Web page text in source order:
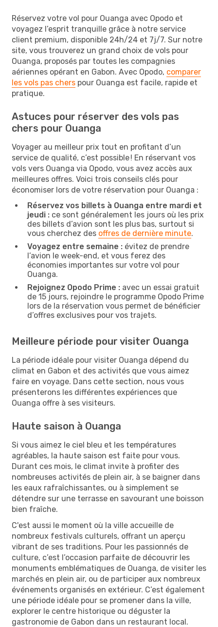
Réservez votre vol pour Ouanga avec Opodo et
voyagez l’esprit tranquille grâce à notre service
client premium, disponible 24h/24 et 7j/7. Sur notre
site, vous trouverez un grand choix de vols pour
Ouanga, proposés par toutes les compagnies
aériennes opérant en Gabon. Avec Opodo, comparer
les vols pas chers pour Ouanga est facile, rapide et
pratique.
Astuces pour réserver des vols pas
chers pour Ouanga
Voyager au meilleur prix tout en profitant d’un
service de qualité, c’est possible ! En réservant vos
vols vers Ouanga via Opodo, vous avez accès aux
meilleures offres. Voici trois conseils clés pour
économiser lors de votre réservation pour Ouanga :
Réservez vos billets à Ouanga entre mardi et
jeudi : ce sont généralement les jours où les prix
des billets d’avion sont les plus bas, surtout si
vous cherchez des offres de dernière minute.
Voyagez entre semaine : évitez de prendre
l’avion le week-end, et vous ferez des
économies importantes sur votre vol pour
Ouanga.
Rejoignez Opodo Prime : avec un essai gratuit
de 15 jours, rejoindre le programme Opodo Prime
lors de la réservation vous permet de bénéficier
d’offres exclusives pour vos trajets.
Meilleure période pour visiter Ouanga
La période idéale pour visiter Ouanga dépend du
climat en Gabon et des activités que vous aimez
faire en voyage. Dans cette section, nous vous
présenterons les différentes expériences que
Ouanga offre à ses visiteurs.
Haute saison à Ouanga
Si vous aimez le ciel bleu et les températures
agréables, la haute saison est faite pour vous.
Durant ces mois, le climat invite à profiter des
nombreuses activités de plein air, à se baigner dans
les eaux rafraîchissantes, ou à simplement se
détendre sur une terrasse en savourant une boisson
bien fraîche.
C'est aussi le moment où la ville accueille de
nombreux festivals culturels, offrant un aperçu
vibrant de ses traditions. Pour les passionnés de
culture, c’est l’occasion parfaite de découvrir les
monuments emblématiques de Ouanga, de visiter les
marchés en plein air, ou de participer aux nombreux
événements organisés en extérieur. C’est également
une période idéale pour se promener dans la ville,
explorer le centre historique ou déguster la
gastronomie de Gabon dans un restaurant local.